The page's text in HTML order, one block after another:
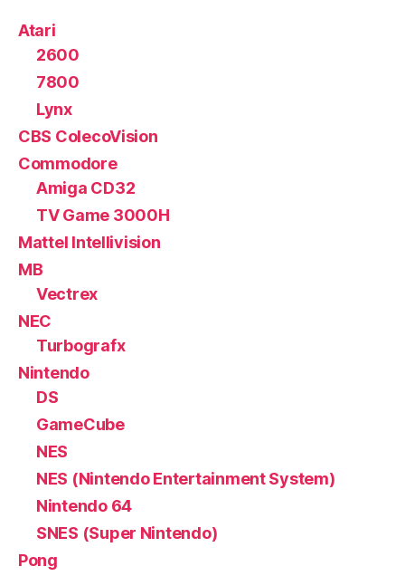
Atari
2600
7800
Lynx
CBS ColecoVision
Commodore
Amiga CD32
TV Game 3000H
Mattel Intellivision
MB
Vectrex
NEC
Turbografx
Nintendo
DS
GameCube
NES
NES (Nintendo Entertainment System)
Nintendo 64
SNES (Super Nintendo)
Pong